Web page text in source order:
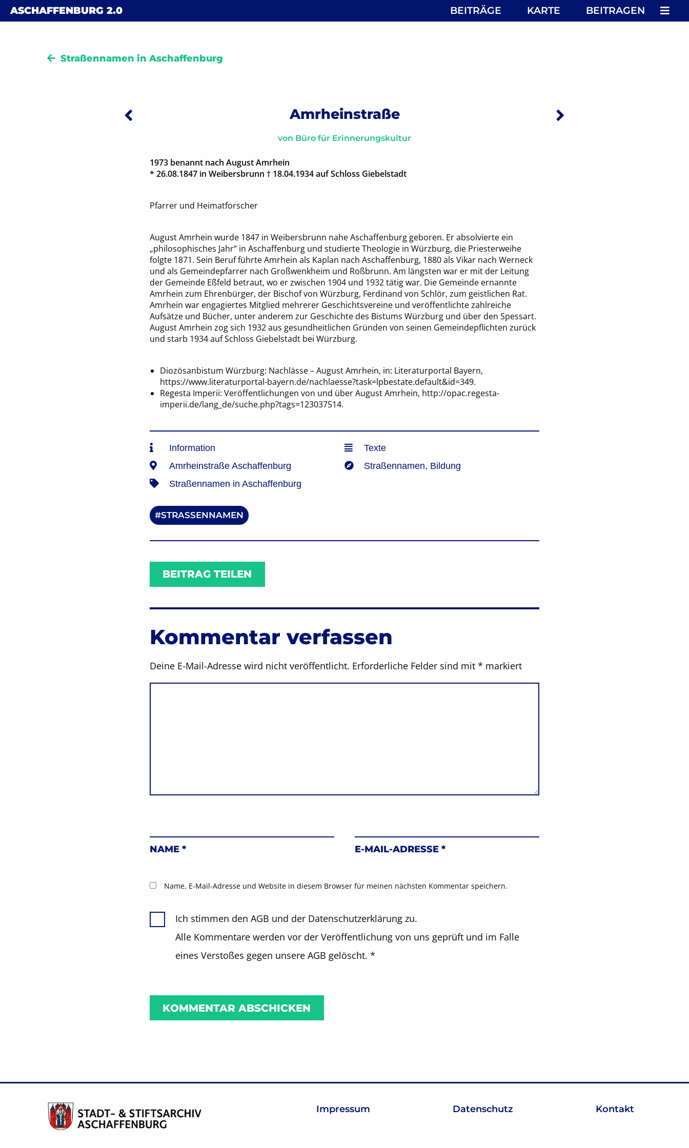
Skip to content
ASCHAFFENBURG 2.0 BEITRÄGE KARTE BEITRAGEN
Straßennamen in Aschaffenburg
Beitragsnavigation
Vorheriger: Antoniusstraße Nächster:
Amrheinstraße
von Büro für Erinnerungskultur
1973 benannt nach August Amrhein
* 26.08.1847 in Weibersbrunn † 18.04.1934 auf Schloss Giebelstadt
Pfarrer und Heimatforscher
August Amrhein wurde 1847 in Weibersbrunn nahe Aschaffenburg geboren. Er absolvierte ein
„philosophisches Jahr“ in Aschaffenburg und studierte Theologie in Würzburg, die Priesterweihe
folgte 1871. Sein Beruf führte Amrhein als Kaplan nach Aschaffenburg, 1880 als Vikar nach Werneck
und als Gemeindepfarrer nach Großwenkheim und Roßbrunn. Am längsten war er mit der Leitung
der Gemeinde Eßfeld betraut, wo er zwischen 1904 und 1932 tätig war. Die Gemeinde ernannte
Amrhein zum Ehrenbürger, der Bischof von Würzburg, Ferdinand von Schlör, zum geistlichen Rat.
Amrhein war engagiertes Mitglied mehrerer Geschichtsvereine und veröffentlichte zahlreiche
Aufsätze und Bücher, unter anderem zur Geschichte des Bistums Würzburg und über den Spessart.
August Amrhein zog sich 1932 aus gesundheitlichen Gründen von seinen Gemeindepflichten zurück
und starb 1934 auf Schloss Giebelstadt bei Würzburg.
Diozösanbistum Würzburg: Nachlässe – August Amrhein, in: Literaturportal Bayern,
https://www.literaturportal-bayern.de/nachlaesse?task=lpbestate.default&id=349.
Regesta Imperii: Veröffentlichungen von und über August Amrhein, http://opac.regesta-
imperii.de/lang_de/suche.php?tags=123037514.
Amrheinstraße Aschaffenburg
Texte
Information
Straßennamen, Bildung
Straßennamen in Aschaffenburg
STRASSENNAMEN
BEITRAG TEILEN
Kommentar verfassen
Deine E-Mail-Adresse wird nicht veröffentlicht. Erforderliche Felder sind mit * markiert
NAME * E-MAIL-ADRESSE *
Name, E-Mail-Adresse und Website in diesem Browser für meinen nächsten Kommentar speichern.
Ich stimmen den AGB und der Datenschutzerklärung zu.
Alle Kommentare werden vor der Veröffentlichung von uns geprüft und im Falle
eines Verstoßes gegen unsere AGB gelöscht. *
Impressum Datenschutz Kontakt